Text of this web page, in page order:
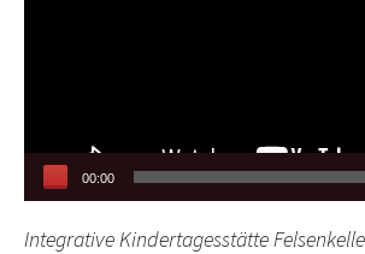
00:00
Integrative Kindertagesstätte